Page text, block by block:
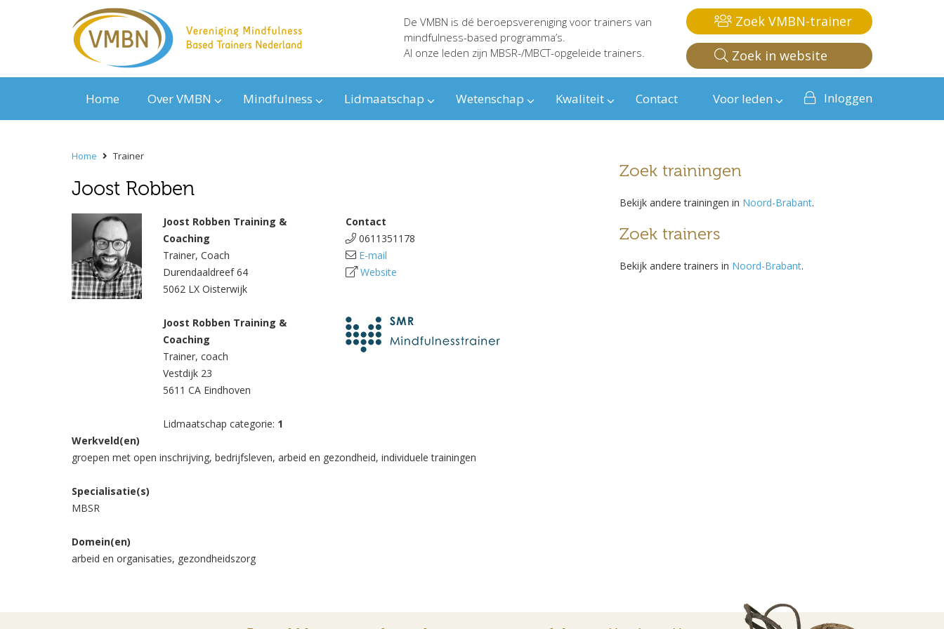
De VMBN is dé beroepsvereniging voor trainers van
mindfulness-based programma’s.
Al onze leden zijn MBSR-/MBCT-opgeleide trainers.
Zoek VMBN-trainer
Zoek in website
Home Over VMBN Mindfulness Lidmaatschap Wetenschap Kwaliteit Contact Voor leden Inloggen
Home Trainer
Joost Robben
Joost Robben Training &
Coaching
Trainer, Coach
Durendaaldreef 64
5062 LX Oisterwijk
Joost Robben Training &
Coaching
Trainer, coach
Vestdijk 23
5611 CA Eindhoven
Lidmaatschap categorie: 1
Contact
0611351178
E-mail
Website
Werkveld(en)
groepen met open inschrijving, bedrijfsleven, arbeid en gezondheid, individuele trainingen
Specialisatie(s)
MBSR
Domein(en)
arbeid en organisaties, gezondheidszorg
Zoek trainingen
Bekijk andere trainingen in Noord-Brabant.
Zoek trainers
Bekijk andere trainers in Noord-Brabant.